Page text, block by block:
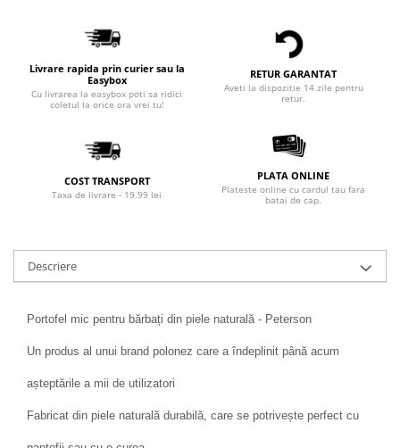
Livrare rapida prin curier sau la
Easybox
Cu livrarea la easybox poti sa ridici
coletul la orice ora vrei tu!
RETUR GARANTAT
Aveti la dispozitie 14 zile pentru
retur.
COST TRANSPORT
Taxa de livrare - 19.99 lei
PLATA ONLINE
Plateste online cu cardul tau fara
batai de cap.
Descriere
Portofel mic pentru bărbați din piele naturală - Peterson
Un produs al unui brand polonez care a îndeplinit până acum
așteptările a mii de utilizatori
Fabricat din piele naturală durabilă, care se potrivește perfect cu